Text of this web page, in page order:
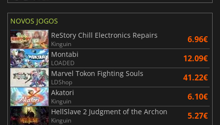
NOVOS JOGOS
ReStory Chill Electronics Repairs
Kinguin 6.96€
Montabi
LOADED 12.09€
Marvel Tokon Fighting Souls
LDShop 41.22€
Akatori
Kinguin 6.10€
HellSlave 2 Judgment of the Archon
Kinguin 5.27€